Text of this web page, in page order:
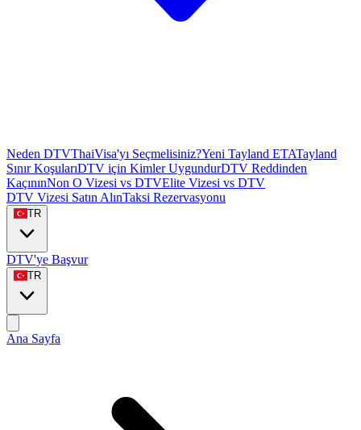
Neden DTVThaiVisa'yı Seçmelisiniz?Yeni Tayland ETATayland
Sınır KoşularıDTV için Kimler UygundurDTV Reddinden
KaçınınNon O Vizesi vs DTVElite Vizesi vs DTV
DTV Vizesi Satın AlınTaksi Rezervasyonu
TR
DTV'ye Başvur
TR
Ana Sayfa